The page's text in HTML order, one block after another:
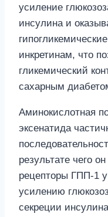
усиление
инсулина и
инкретинам, что
гликемический
сахарным
Аминокислотная
эксенатида
результате чего
рецепторы ГПП-1 у
усилению
секреции